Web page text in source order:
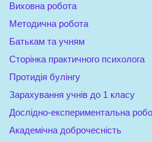
Виховна робота
Методична робота
Батькам та учням
Сторінка практичного психолога
Протидія булінгу
Зарахування учнів до 1 класу
Дослідно-експериментальна
Академічна доброчесність